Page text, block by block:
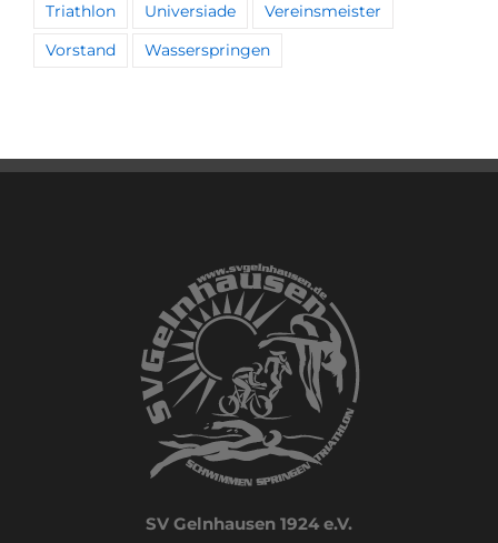
Triathlon Universiade Vereinsmeister
Vorstand Wasserspringen
SV Gelnhausen 1924 e.V.